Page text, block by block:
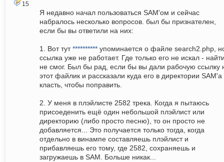
15
Я недавно начал пользоваться SAM'ом и сейчас
набралось несколько вопросов. был бы признателен,
если бы вы ответили на них:
1. Вот тут********** упоминается о файле search2.php,
ссылка уже не работает. Где только его не искал -
не смог. Был бы рад, если бы вы дали рабочую ссылку
этот файлик и рассказали куда его в директории SAM'а
класть, чтобы поправить.
2. У меня в плэйлисте 2582 трека. Когда я пытаюсь
присоеденить ещё один небольшой плэйлист или
директорию (либо просто песню), то он просто не
добавляется... Это получается только тогда, когда
отдельно в винампе составляешь плэйлист и
прибавляешь его тому, где 2582, сохраняешь и
загружаешь в SAM. Больше никак...